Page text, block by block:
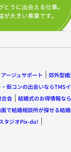
ージュサポート
郊外型
街コンの出会いならTMS
合会 結婚式のお得情報な
で結婚相談所が探せる結
タジオPix-do!